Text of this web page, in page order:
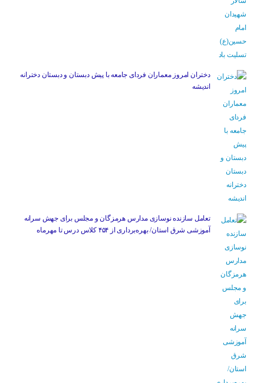
دختران امروز معماران فردای جامعه با پیش دبستان و دبستان دخترانه
اندیشه
تعامل سازنده نوسازی مدارس هرمزگان و مجلس برای جهش سرانه
آموزشی شرق استان/ بهره‌برداری از ۴۵۴ کلاس درس تا مهرماه